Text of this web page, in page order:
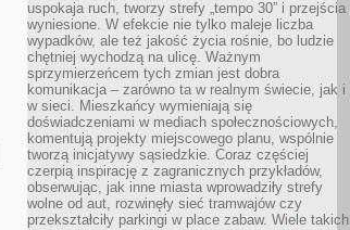
uspokaja ruch, tworzy strefy „tempo 30” i przejścia
wyniesione. W efekcie nie tylko maleje liczba
wypadków, ale też jakość życia rośnie, bo ludzie
chętniej wychodzą na ulicę. Ważnym
sprzymierzeńcem tych zmian jest dobra
komunikacja – zarówno ta w realnym świecie, jak i
w sieci. Mieszkańcy wymieniają się
doświadczeniami w mediach społecznościowych,
komentują projekty miejscowego planu, wspólnie
tworzą inicjatywy sąsiedzkie. Coraz częściej
czerpią inspirację z zagranicznych przykładów,
obserwując, jak inne miasta wprowadziły strefy
wolne od aut, rozwinęły sieć tramwajów czy
przekształciły parkingi w place zabaw. Wiele takich